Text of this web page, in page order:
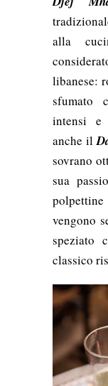
alla
libanese:
sfumato
intensi e
anche il
sovrano
sua
vengono
speziato
classico